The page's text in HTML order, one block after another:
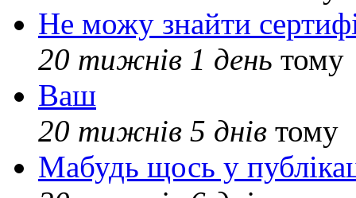
Не можу знайти
20 тижнів 1 день тому
Ваш
20 тижнів 5 днів тому
Мабудь щось у